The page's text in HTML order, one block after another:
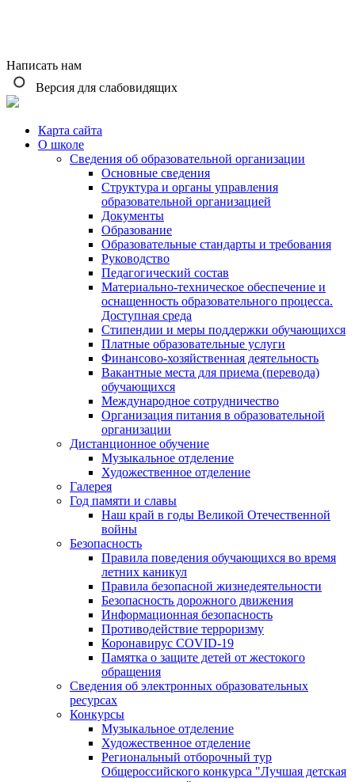
Написать нам
Версия для слабовидящих
Карта сайта
О школе
Сведения об образовательной организации
Основные сведения
Структура и органы управления
образовательной организацией
Документы
Образование
Образовательные стандарты и требования
Руководство
Педагогический состав
Материально-техническое обеспечение и
оснащенность образовательного процесса.
Доступная среда
Стипендии и меры поддержки обучающихся
Платные образовательные услуги
Финансово-хозяйственная деятельность
Вакантные места для приема (перевода)
обучающихся
Международное сотрудничество
Организация питания в образовательной
организации
Дистанционное обучение
Музыкальное отделение
Художественное отделение
Галерея
Год памяти и славы
Наш край в годы Великой Отечественной
войны
Безопасность
Правила поведения обучающихся во время
летних каникул
Правила безопасной жизнедеятельности
Безопасность дорожного движения
Информационная безопасность
Противодействие терроризму
Коронавирус COVID-19
Памятка о защите детей от жестокого
обращения
Сведения об электронных образовательных
ресурсах
Конкурсы
Музыкальное отделение
Художественное отделение
Региональный отборочный тур
Общероссийского конкурса "Лучшая детская